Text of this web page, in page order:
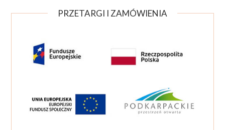
PRZETARGI I ZAMÓWIENIA